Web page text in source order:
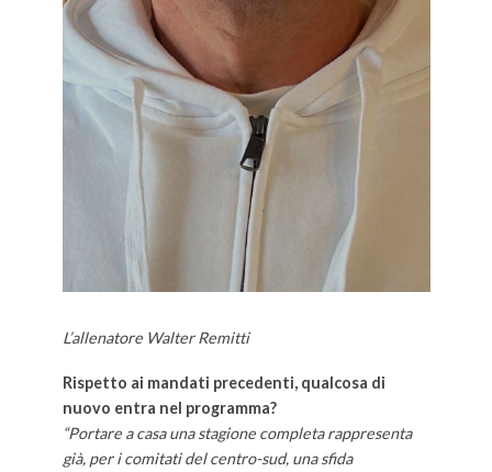
L’allenatore Walter Remitti
Rispetto ai mandati precedenti, qualcosa di
nuovo entra nel programma?
“Portare a casa una stagione completa rappresenta
già, per i comitati del centro-sud, una sfida